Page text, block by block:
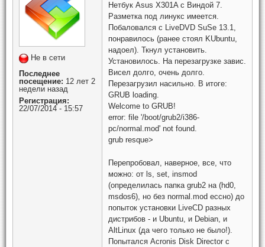
Не в сети
Последнее
посещение: 12 лет 2
недели назад
Регистрация:
22/07/2014 - 15:57
Нетбук Asus X301A с Виндой 7.
Разметка под линукс имеется.
Побаловался с LiveDVD SuSe 13.1,
понравилось (ранее стоял KUbuntu,
надоел). Ткнул установить.
Установилось. На перезагрузке завис.
Висел долго, очень долго.
Перезагрузил насильно. В итоге:
GRUB loading.
Welcome to GRUB!
error: file '/boot/grub2/i386-
pc/normal.mod' not found.
grub resque>
Перепробовал, наверное, все, что
можно: от ls, set, insmod
(определилась папка grub2 на (hd0,
msdos6), но без normal.mod ессно) до
попыток установки LiveCD разных
дистрибов - и Ubuntu, и Debian, и
AltLinux (да чего только не было!).
Попытался Acronis Disk Director с